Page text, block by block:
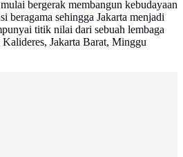
bergerak membangun kebudayaan
beragama sehingga Jakarta menjadi
titik nilai dari sebuah lembaga
Jakarta Barat, Minggu